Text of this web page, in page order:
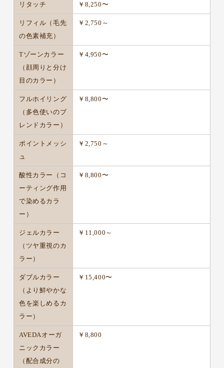
リタッチ ￥8,250〜
リフィル（毛先
の色素補充）
￥2,750～
Tゾーンカラー
（顔周りと分け
目のカラー）
￥4,950〜
フルホイリング
（多色使いのブ
レンドカラー）
￥8,800〜
ポイントメッシ
ュ
￥2,750～
酸性カラー（コ
ーティング作用
で染めるカラ
ー）
￥8,800〜
ジェルカラー
（ツヤ重視のカ
ラー）
￥11,000～
ダブルカラー
（より鮮やかな
色を楽しめるカ
ラー）
￥15,400〜
AVEDAオーガ
ニックカラー
（配合成分の
￥8,800